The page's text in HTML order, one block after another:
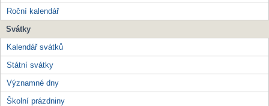
Roční kalendář
Svátky
Kalendář svátků
Státní svátky
Významné dny
Školní prázdniny